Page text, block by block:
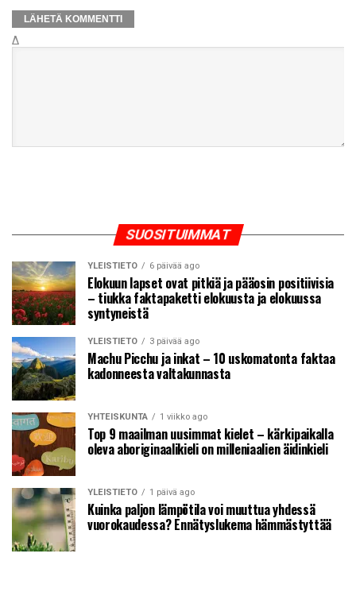
Δ
SUOSITUIMMAT
YLEISTIETO 6 päivää ago
Elokuun lapset ovat pitkiä ja pääosin positiivisia
– tiukka faktapaketti elokuusta ja elokuussa
syntyneistä
YLEISTIETO 3 päivää ago
Machu Picchu ja inkat – 10 uskomatonta faktaa
kadonneesta valtakunnasta
YHTEISKUNTA 1 viikko ago
Top 9 maailman uusimmat kielet – kärkipaikalla
oleva aboriginaalikieli on milleniaalien äidinkieli
YLEISTIETO 1 päivä ago
Kuinka paljon lämpötila voi muuttua yhdessä
vuorokaudessa? Ennätyslukema hämmästyttää